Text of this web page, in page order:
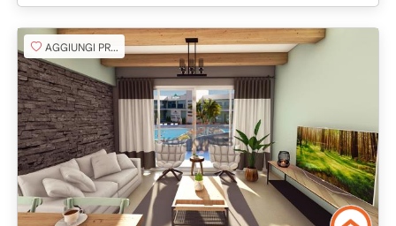
AGGIUNGI PREFERITO